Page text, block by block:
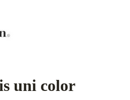
uni color